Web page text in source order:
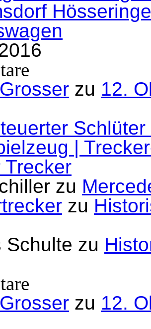
zu 12.
|
Trecker
zu
zu
Schulte zu
zu 12.